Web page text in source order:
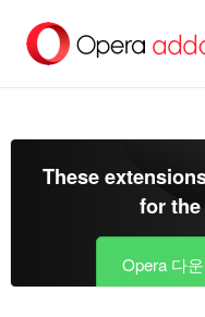
건
These
for the
Opera 다